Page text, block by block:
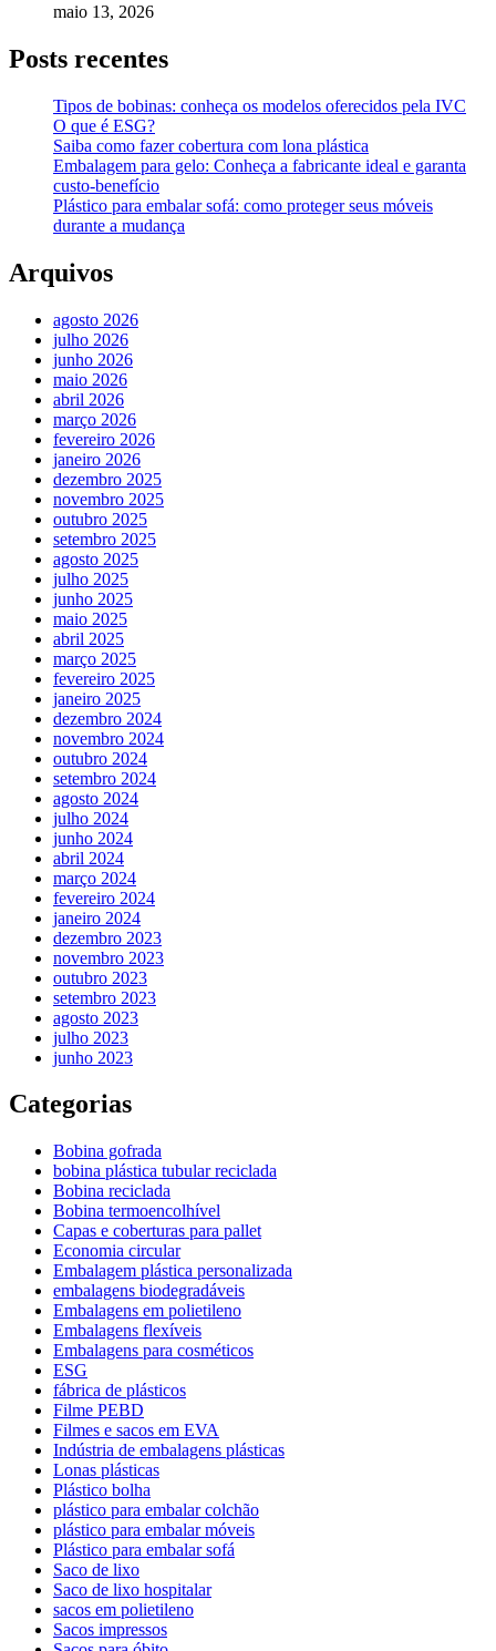
maio 13, 2026
Posts recentes
Tipos de bobinas: conheça os modelos oferecidos pela IVC
O que é ESG?
Saiba como fazer cobertura com lona plástica
Embalagem para gelo: Conheça a fabricante ideal e garanta
custo-benefício
Plástico para embalar sofá: como proteger seus móveis
durante a mudança
Arquivos
agosto 2026
julho 2026
junho 2026
maio 2026
abril 2026
março 2026
fevereiro 2026
janeiro 2026
dezembro 2025
novembro 2025
outubro 2025
setembro 2025
agosto 2025
julho 2025
junho 2025
maio 2025
abril 2025
março 2025
fevereiro 2025
janeiro 2025
dezembro 2024
novembro 2024
outubro 2024
setembro 2024
agosto 2024
julho 2024
junho 2024
abril 2024
março 2024
fevereiro 2024
janeiro 2024
dezembro 2023
novembro 2023
outubro 2023
setembro 2023
agosto 2023
julho 2023
junho 2023
Categorias
Bobina gofrada
bobina plástica tubular reciclada
Bobina reciclada
Bobina termoencolhível
Capas e coberturas para pallet
Economia circular
Embalagem plástica personalizada
embalagens biodegradáveis
Embalagens em polietileno
Embalagens flexíveis
Embalagens para cosméticos
ESG
fábrica de plásticos
Filme PEBD
Filmes e sacos em EVA
Indústria de embalagens plásticas
Lonas plásticas
Plástico bolha
plástico para embalar colchão
plástico para embalar móveis
Plástico para embalar sofá
Saco de lixo
Saco de lixo hospitalar
sacos em polietileno
Sacos impressos